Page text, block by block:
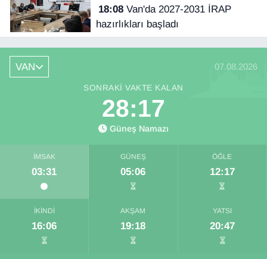
18:08Van'da 2027-2031 İRAP
hazırlıkları başladı
VAN 07.08.2026
SONRAKI VAKTE KALAN
28:16
Güneş Namazı
İMSAK
03:31
GÜNEŞ
05:06
ÖĞLE
12:17
İKINDI
16:06
AKŞAM
19:18
YATSI
20:47